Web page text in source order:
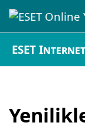
ESET